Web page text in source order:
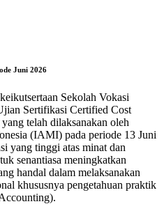
Juni 2026
Sekolah Vokasi
Sertifikasi Certified Cost
telah dilaksanakan oleh
(IAMI) pada periode 13 Juni
yang tinggi atas minat dan
senantiasa meningkatkan
handal dalam melaksanakan
khususnya pengetahuan praktik